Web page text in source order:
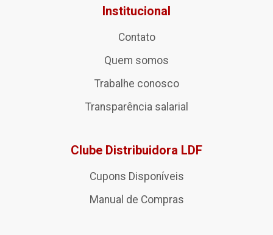
Institucional
Contato
Quem somos
Trabalhe conosco
Transparência salarial
Clube Distribuidora LDF
Cupons Disponíveis
Manual de Compras